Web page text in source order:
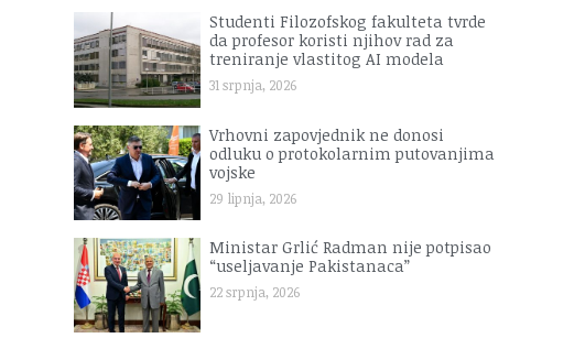
Studenti Filozofskog fakulteta tvrde
da profesor koristi njihov rad za
treniranje vlastitog AI modela
31 srpnja, 2026
Vrhovni zapovjednik ne donosi
odluku o protokolarnim putovanjima
vojske
29 lipnja, 2026
Ministar Grlić Radman nije potpisao
“useljavanje Pakistanaca”
22 srpnja, 2026